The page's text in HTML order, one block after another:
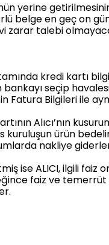
yerine
belge en geç on
zarar talebi
kredi kartı
seçip
Bilgileri ile
Alıcı’nın
ürün
nakliye
ise ALICI, ilgili
faiz ve temerrüt